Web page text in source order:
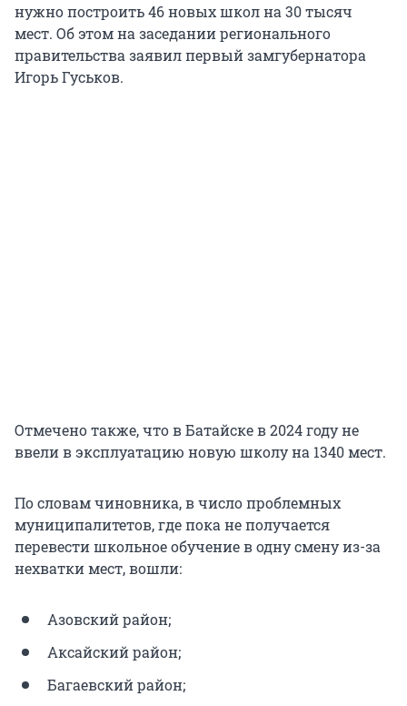
нужно построить 46 новых школ на 30 тысяч
мест. Об этом на заседании регионального
правительства заявил первый замгубернатора
Игорь Гуськов.
Отмечено также, что в Батайске в 2024 году не
ввели в эксплуатацию новую школу на 1340 мест.
По словам чиновника, в число проблемных
муниципалитетов, где пока не получается
перевести школьное обучение в одну смену из-за
нехватки мест, вошли:
Азовский район;
Аксайский район;
Багаевский район;